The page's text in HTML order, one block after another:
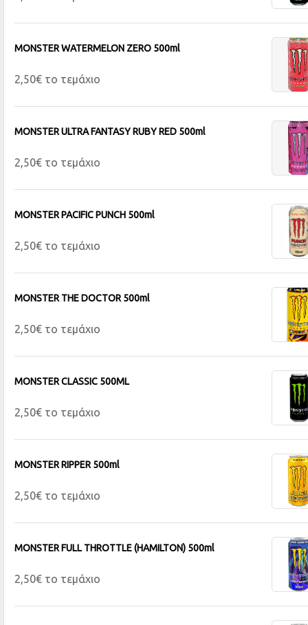
MONSTER WATERMELON ZERO 500ml
2,50€ το τεμάχιο
MONSTER ULTRA FANTASY RUBY RED 500ml
2,50€ το τεμάχιο
MONSTER PACIFIC PUNCH 500ml
2,50€ το τεμάχιο
MONSTER THE DOCTOR 500ml
2,50€ το τεμάχιο
MONSTER CLASSIC 500ML
2,50€ το τεμάχιο
MONSTER RIPPER 500ml
2,50€ το τεμάχιο
MONSTER FULL THROTTLE (HAMILTON) 500ml
2,50€ το τεμάχιο